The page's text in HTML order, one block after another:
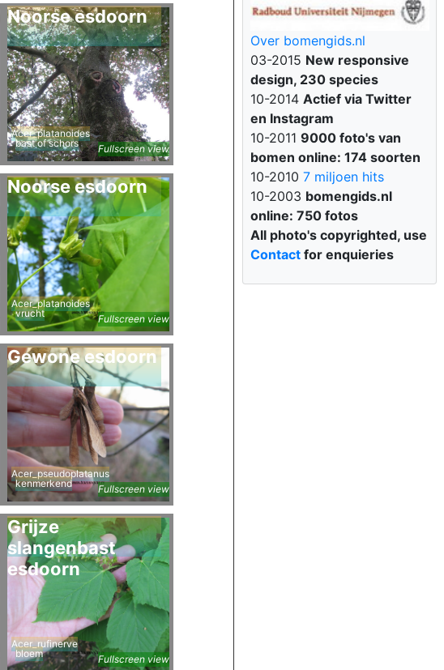
Noorse esdoorn
Acer_platanoides
bast of schors
Fullscreen view
Noorse esdoorn
Acer_platanoides
vrucht
Fullscreen view
Gewone esdoorn
Acer_pseudoplatanus
kenmerkend
Fullscreen view
Grijze
slangenbast
esdoorn
Acer_rufinerve
bloem
Fullscreen view
Over bomengids.nl
03-2015 New responsive
design, 230 species
10-2014 Actief via Twitter
en Instagram
10-2011 9000 foto's van
bomen online: 174 soorten
10-2010 7 miljoen hits
10-2003 bomengids.nl
online: 750 fotos
All photo's copyrighted, use
Contact for enquieries